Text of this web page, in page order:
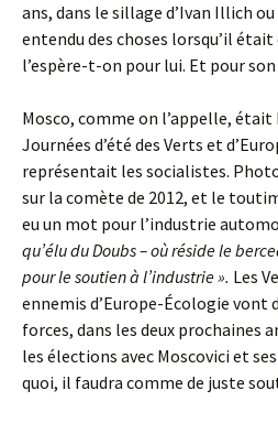
ans, dans le sillage d’Ivan Illich
entendu des choses lorsqu’il
l’espère-t-on pour lui. Et pour son
Mosco, comme on l’appelle, était
Journées d’été des Verts et
représentait les socialistes.
sur la comète de 2012, et le
eu un mot pour l’industrie
qu’élu du Doubs – où réside le
pour le soutien à l’industrie ». Les
ennemis d’Europe-Écologie
forces, dans les deux prochaines
les élections avec Moscovici et
quoi, il faudra comme de juste